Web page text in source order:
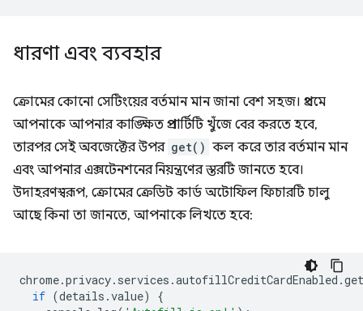
ধারণা এবং ব্যবহার
ক্রোমের কোনো সেটিংয়ের বর্তমান মান জানা বেশ সহজ। প্রথমে
আপনাকে আপনার কাঙ্ক্ষিত প্রপার্টিটি খুঁজে বের করতে হবে,
তারপর সেই অবজেক্টের উপর get() কল করে তার বর্তমান মান
এবং আপনার এক্সটেনশনের নিয়ন্ত্রণের স্তরটি জানতে হবে।
উদাহরণস্বরূপ, ক্রোমের ক্রেডিট কার্ড অটোফিল ফিচারটি চালু
আছে কিনা তা জানতে, আপনাকে লিখতে হবে:
chrome.privacy. services .autofillCreditCardEnabled .get
if (details .value)
{